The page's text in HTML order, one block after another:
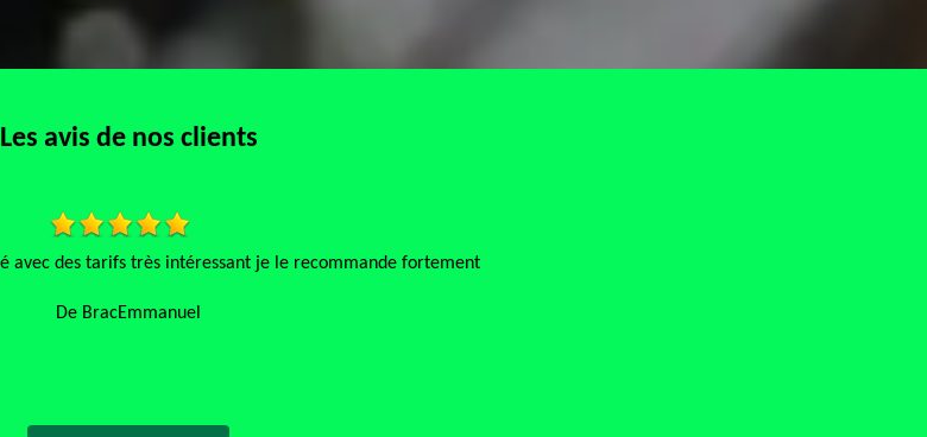
Les avis de nos clients
J’ai fait appel à cette entreprise, très bonne expérience artisan qui connaît très bien